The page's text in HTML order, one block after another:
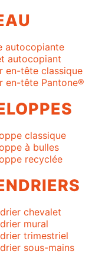
autocopiante
autocopiant
en-tête classique
en-tête Pantone®
classique
à bulles
recyclée
chevalet
mural
trimestriel
sous-mains